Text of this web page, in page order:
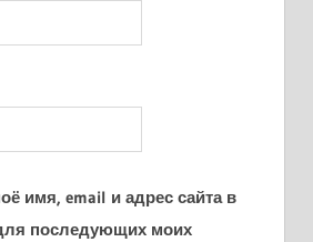
имя, email и адрес сайта в
последующих моих